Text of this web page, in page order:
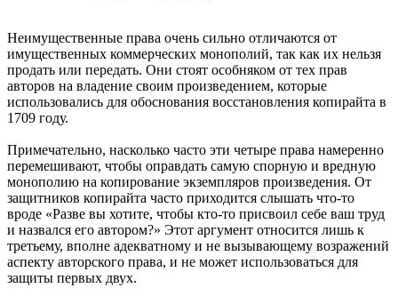
Неимущественные права очень сильно отличаются от
имущественных коммерческих монополий, так как их нельзя
продать или передать. Они стоят особняком от тех прав
авторов на владение своим произведением, которые
использовались для обоснования восстановления копирайта в
1709 году.
Примечательно, насколько часто эти четыре права намеренно
перемешивают, чтобы оправдать самую спорную и вредную
монополию на копирование экземпляров произведения. От
защитников копирайта часто приходится слышать что-то
вроде «Разве вы хотите, чтобы кто-то присвоил себе ваш труд
и назвался его автором?» Этот аргумент относится лишь к
третьему, вполне адекватному и не вызывающему возражений
аспекту авторского права, и не может использоваться для
защиты первых двух.